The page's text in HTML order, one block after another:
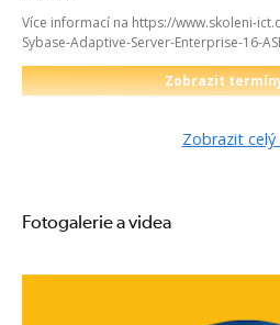
Více informací na https://www.skoleni-
Sybase-Adaptive-Server-Enterprise-16-
Zobrazit
Zobrazit
Fotogalerie a videa